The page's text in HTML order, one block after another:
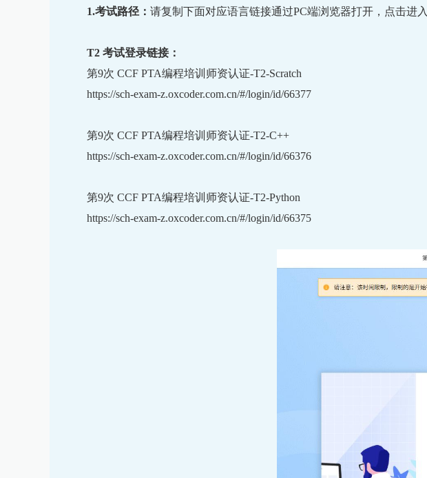
1.考试路径： 请复制下面对应语言链接通过PC端浏览器打开，点击进入
T2 考试登录链接：
第9次 CCF PTA编程培训师资认证-T2-Scratch
https://sch-exam-z.oxcoder.com.cn/#/login/id/66377
第9次 CCF PTA编程培训师资认证-T2-C++
https://sch-exam-z.oxcoder.com.cn/#/login/id/66376
第9次 CCF PTA编程培训师资认证-T2-Python
https://sch-exam-z.oxcoder.com.cn/#/login/id/66375